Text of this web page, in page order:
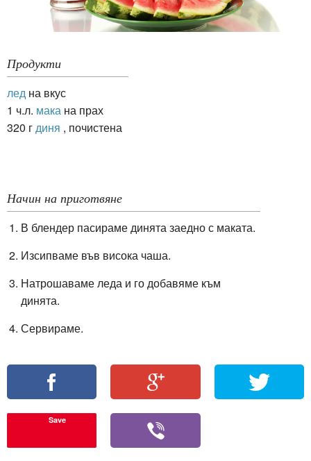
Продукти
лед на вкус
1 ч.л. мака на прах
320 г диня , почистена
Начин на приготвяне
В блендер пасираме динята заедно с маката.
Изсипваме във висока чаша.
Натрошаваме леда и го добавяме към
динята.
Сервираме.
Save